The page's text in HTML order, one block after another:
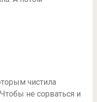
чистила
не сорваться и